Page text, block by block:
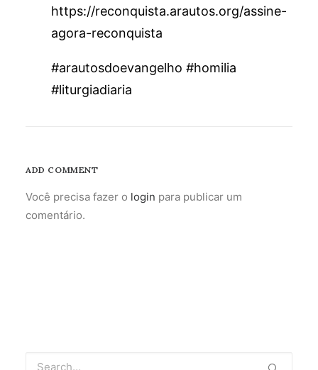
https://reconquista.arautos.org/assine-
agora-reconquista
#arautosdoevangelho #homilia
#liturgiadiaria
ADD COMMENT
Você precisa fazer o login para publicar um
comentário.